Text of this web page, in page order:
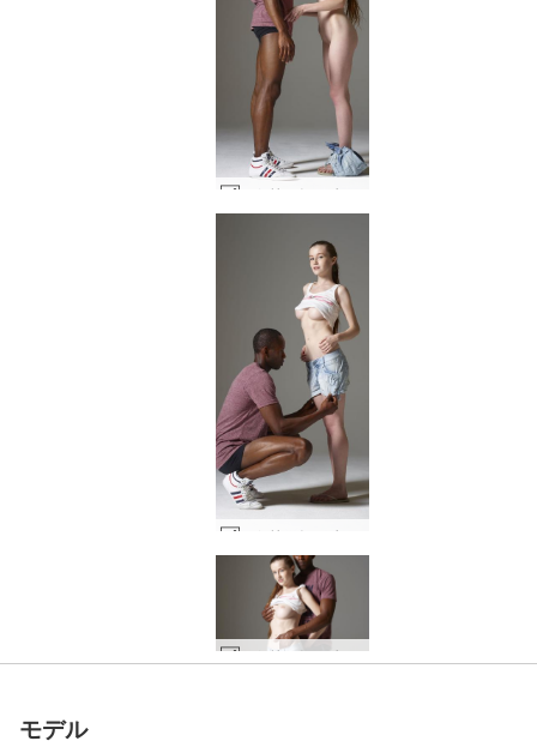
エミリーとマイクのストリートウェア #15
エミリーとマイクのストリートウェア #10
エミリーとマイクのストリートウェア #19
エミリーとマイクのストリートウェア #11
エミリーとマイクのストリートウェア #31
エミリーとマイクの形と姿 #7
エミリーとマイクのストリートウェア #39
エミリーとマイクのストリートウェア #35
エミリーとマイクのストリートウェア #27
エミリーとマイクのストリートウェア #23
エミリーとマイクのストリートウェア #22
エミリーとマイクのストリートウェア #7
エミリーとマイクの形と姿 #10
エミリーとマイクのストリートウェア #50
エミリーとマイクのストリートウェア #58
エミリーとマイクのストリートウェア #14
エミリーとマイクのストリートウェア #54
エミリーとマイクのストリートウェア #26
モデル